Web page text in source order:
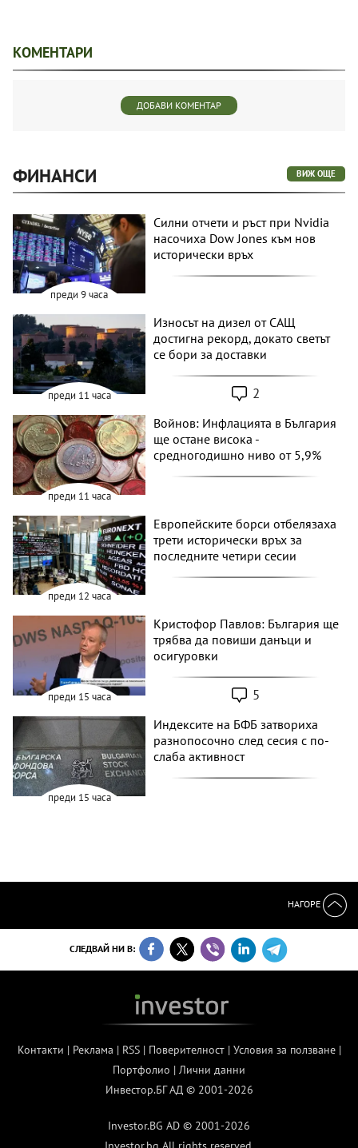
КОМЕНТАРИ
ДОБАВИ КОМЕНТАР
ФИНАНСИ ВИЖ ОЩЕ
преди 9 часа
Силни отчети и ръст при Nvidia
насочиха Dow Jones към нов
исторически връх
преди 11 часа
Износът на дизел от САЩ
достигна рекорд, докато светът
се бори за доставки
2
преди 11 часа
Войнов: Инфлацията в България
ще остане висока -
средногодишно ниво от 5,9%
преди 12 часа
Европейските борси отбелязаха
трети исторически връх за
последните четири сесии
преди 15 часа
Кристофор Павлов: България ще
трябва да повиши данъци и
осигуровки
5
преди 15 часа
Индексите на БФБ затвориха
разнопосочно след сесия с по-
слаба активност
НАГОРЕ
СЛЕДВАЙ НИ В:
Контакти | Реклама | RSS| Поверителност| Условия за ползване|
Портфолио | Лични данни
Инвестор.БГ АД © 2001-2026
Investor.BG AD © 2001-2026